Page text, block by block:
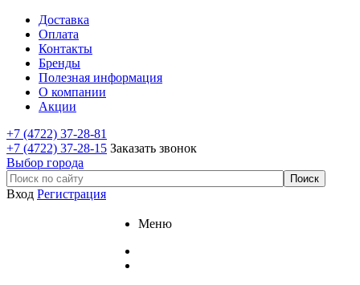
Доставка
Оплата
Контакты
Бренды
Полезная информация
О компании
Акции
+7 (4722) 37-28-81
+7 (4722) 37-28-15 Заказать звонок
Выбор города
Вход Регистрация
Меню